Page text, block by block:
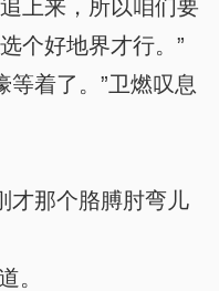
上来，所以咱们要
个好地界才行。”
着了。”卫燃叹息
那个胳膊肘弯儿
。